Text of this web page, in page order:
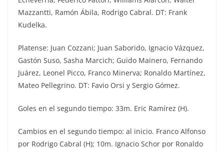
Mazzantti, Ramón Ábila, Rodrigo Cabral. DT: Frank
Kudelka.
Platense: Juan Cozzani; Juan Saborido, Ignacio Vázquez,
Gastón Suso, Sasha Marcich; Guido Mainero, Fernando
Juárez, Leonel Picco, Franco Minerva; Ronaldo Martínez,
Mateo Pellegrino. DT: Favio Orsi y Sergio Gómez.
Goles en el segundo tiempo: 33m. Eric Ramírez (H).
Cambios en el segundo tiempo: al inicio. Franco Alfonso
por Rodrigo Cabral (H); 10m. Ignacio Schor por Ronaldo